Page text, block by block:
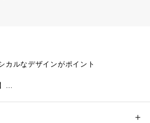
カルなデザインがポイント